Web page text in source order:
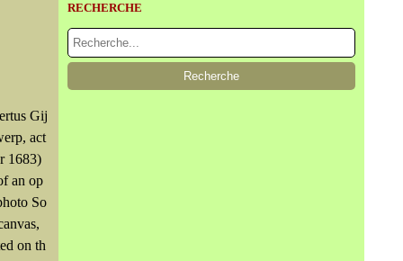
Gij
act
1683)
an op
So
on th
RECHERCHE